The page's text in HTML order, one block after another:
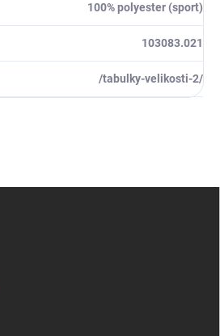
100% polyester (sport)
103083.021
/tabulky-velikosti-2/